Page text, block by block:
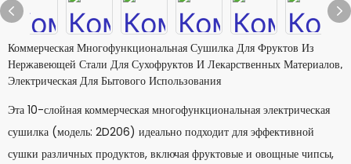
Коммерческая Многофункциональная Сушилка Для Фруктов Из
Нержавеющей Стали Для Сухофруктов И Лекарственных Материалов,
Электрическая Для Бытового Использования
Эта 10-слойная коммерческая многофункциональная электрическая
сушилка (модель: 2D206) идеально подходит для эффективной
сушки различных продуктов, включая фруктовые и овощные чипсы,